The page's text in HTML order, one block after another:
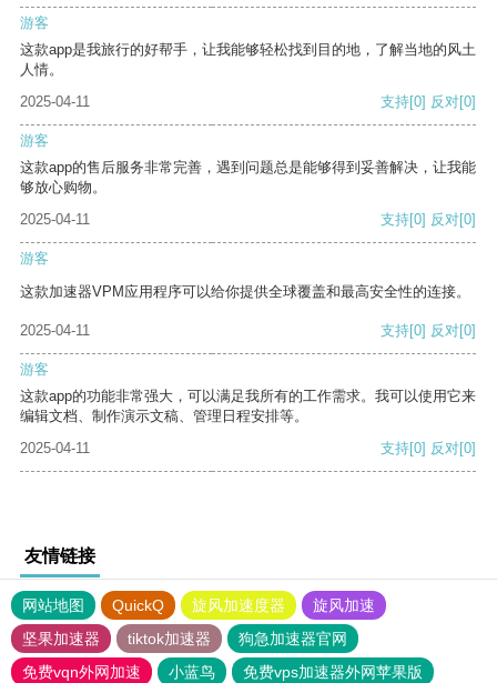
游客
这款app是我旅行的好帮手，让我能够轻松找到目的地，了解当地的风土
人情。
2025-04-11
支持[0] 反对[0]
游客
这款app的售后服务非常完善，遇到问题总是能够得到妥善解决，让我能
够放心购物。
2025-04-11
支持[0] 反对[0]
游客
这款加速器VPM应用程序可以给你提供全球覆盖和最高安全性的连接。
2025-04-11 支持[0] 反对[0]
游客
这款app的功能非常强大，可以满足我所有的工作需求。我可以使用它来
编辑文档、制作演示文稿、管理日程安排等。
2025-04-11
支持[0] 反对[0]
友情链接
网站地图 QuickQ 旋风加速度器
旋风加速
坚果加速器
tiktok加速器
狗急加速器官网
免费vqn外网加速
小蓝鸟
免费vps加速器外网苹果版